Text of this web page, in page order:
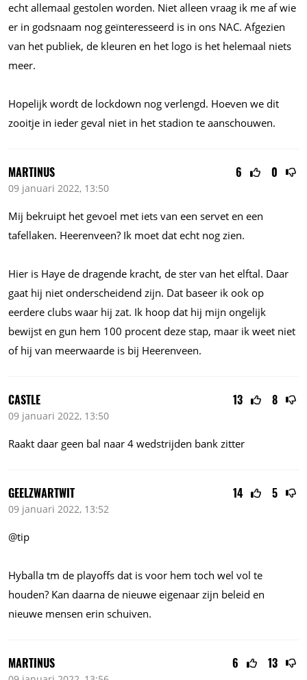
echt allemaal gestolen worden. Niet alleen vraag ik me af wie
er in godsnaam nog geïnteresseerd is in ons NAC. Afgezien
van het publiek, de kleuren en het logo is het helemaal niets
meer.
Hopelijk wordt de lockdown nog verlengd. Hoeven we dit
zooitje in ieder geval niet in het stadion te aanschouwen.
6 0
MARTINUS
09 januari 2022, 13:50
Mij bekruipt het gevoel met iets van een servet en een
tafellaken. Heerenveen? Ik moet dat echt nog zien.
Hier is Haye de dragende kracht, de ster van het elftal. Daar
gaat hij niet onderscheidend zijn. Dat baseer ik ook op
eerdere clubs waar hij zat. Ik hoop dat hij mijn ongelijk
bewijst en gun hem 100 procent deze stap, maar ik weet niet
of hij van meerwaarde is bij Heerenveen.
13 8
CASTLE
09 januari 2022, 13:50
Raakt daar geen bal naar 4 wedstrijden bank zitter
14 5
GEELZWARTWIT
09 januari 2022, 13:52
@tip
Hyballa tm de playoffs dat is voor hem toch wel vol te
houden? Kan daarna de nieuwe eigenaar zijn beleid en
nieuwe mensen erin schuiven.
6 13
MARTINUS